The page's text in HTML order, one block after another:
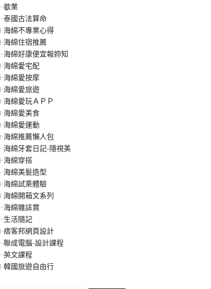
歇業
泰國古法算命
海綿不專業心得
海綿住宿推薦
海綿好康便宜報妳知
海綿愛宅配
海綿愛按摩
海綿愛旅遊
海綿愛玩ＡＰＰ
海綿愛美食
海綿愛運動
海綿推薦懶人包
海綿牙套日記-隱視美
海綿穿搭
海綿美髮造型
海綿試乘體驗
海綿開箱文系列
海綿雜誌賞
生活隨記
痞客邦網頁設計
聯成電腦-設計課程
英文課程
韓國旅遊自由行